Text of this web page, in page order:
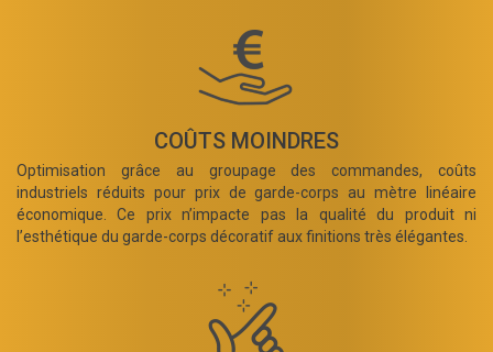
COÛTS MOINDRES
Optimisation grâce au groupage des commandes, coûts
industriels réduits pour prix de garde-corps au mètre linéaire
économique. Ce prix n’impacte pas la qualité du produit ni
l’esthétique du garde-corps décoratif aux finitions très élégantes.